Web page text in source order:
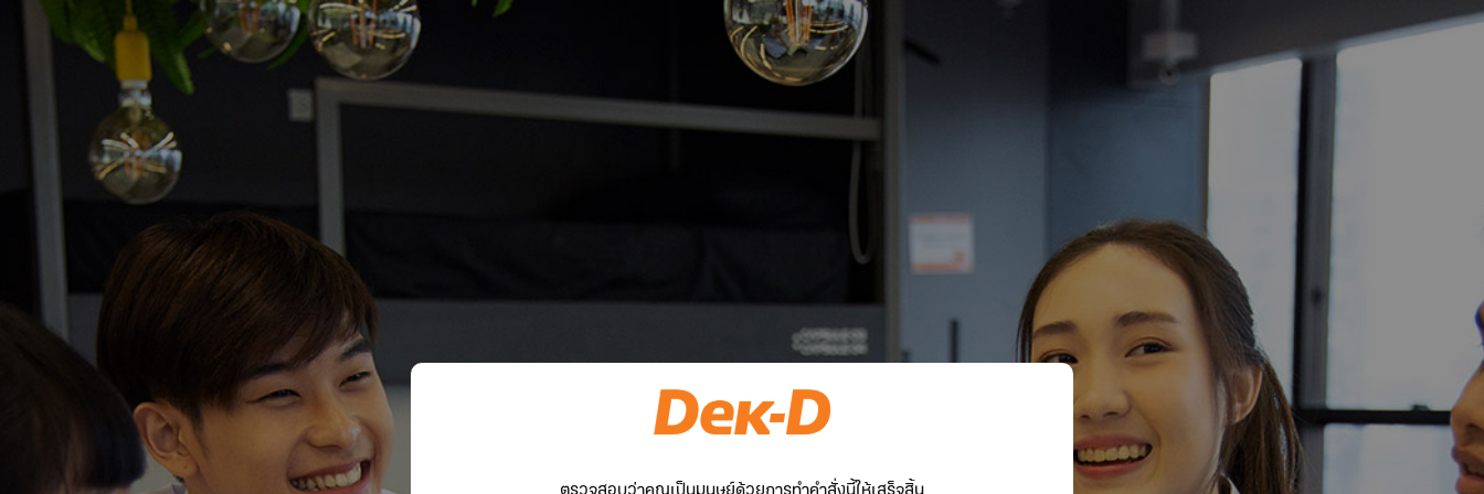
ตรวจสอบว่าคุณเป็นมนุษย์ด้วยการทำคำสั่งนี้ให้เสร็จสิ้น